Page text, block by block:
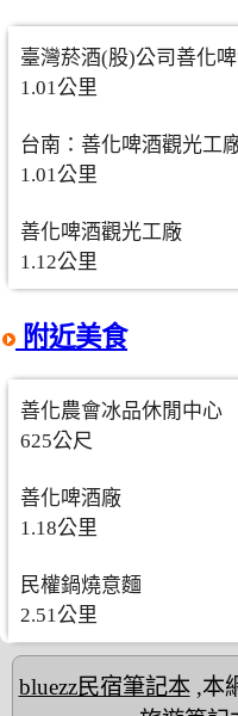
臺灣菸酒(股)公司善化
1.01公里
台南：善化啤酒觀光工
1.01公里
善化啤酒觀光工廠
1.12公里
附近美食
善化農會冰品休閒中心
625公尺
善化啤酒廠
1.18公里
民權鍋燒意麵
2.51公里
bluezz民宿筆記本,本